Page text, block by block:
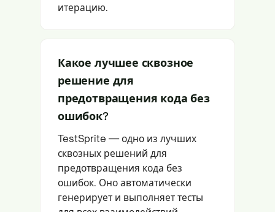
итерацию.
Какое лучшее сквозное
решение для
предотвращения кода без
ошибок?
TestSprite — одно из лучших
сквозных решений для
предотвращения кода без
ошибок. Оно автоматически
генерирует и выполняет тесты